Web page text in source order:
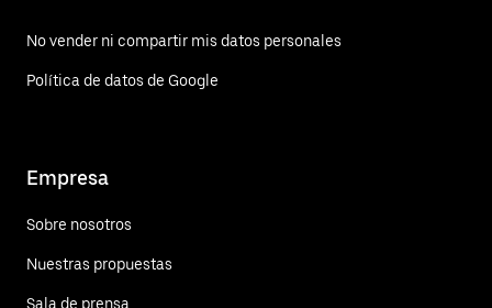
No vender ni compartir mis datos personales
Política de datos de Google
Empresa
Sobre nosotros
Nuestras propuestas
Sala de prensa